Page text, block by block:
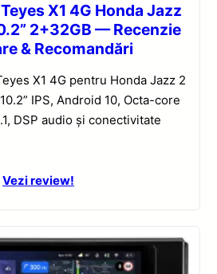
X1 4G Honda Jazz
2+32GB — Recenzie
& Recomandări
X1 4G pentru Honda Jazz 2
IPS, Android 10, Octa-core
DSP audio și conectivitate
Vezi review!